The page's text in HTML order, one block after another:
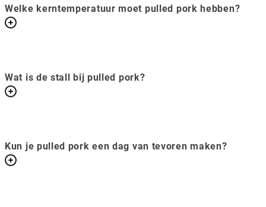
Welke kerntemperatuur moet pulled pork hebben?
Wat is de stall bij pulled pork?
Kun je pulled pork een dag van tevoren maken?